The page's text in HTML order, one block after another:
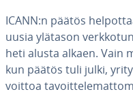
ICANN:n päätös
uusia ylätason
heti alusta alkaen. Vain
kun päätös tuli julki,
voittoa